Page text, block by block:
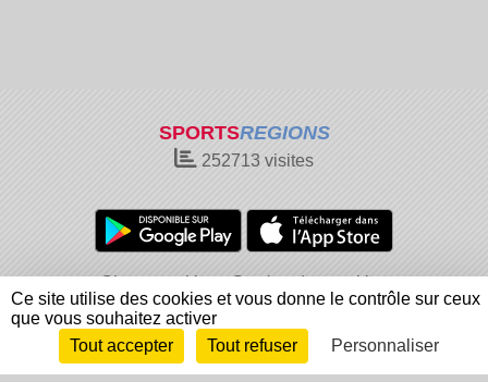
SPORTSREGIONS
252713 visites
Charte cookies
Gestion des cookies
Informations légales
Signaler un contenu inapproprié
Envie de participer ? Connexion
Ce site utilise des cookies et vous donne le contrôle sur ceux
que vous souhaitez activer
Tout accepter
Tout refuser Personnaliser